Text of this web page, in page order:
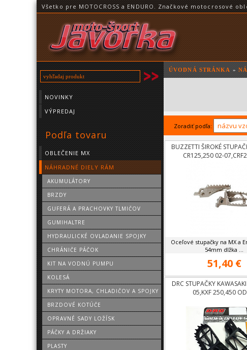
Všetko pre MOTOCROSS a ENDURO. Značkové
NOVINKY
VÝPREDAJ
Podľa tovaru
OBLEČENIE MX
NÁHRADNÉ DIELY RÁM
AKUMULÁTORY
BRZDY
GUFERÁ A PRACHOVKY TLMIČOV
GUMIHALTRE
HYDRAULICKÉ OVLADANIE SPOJKY
CHRÁNIČE PÁČOK
KIT NA VODNÚ PUMPU
KOLESÁ
KRYTY MOTORA, CHLADIČOV A SPOJKY
BRZDOVÉ KOTÚČE
OPRAVNÉ SADY LOŽÍSK
PÁČKY A DRŽIAKY
PLASTY
ÚVODNÁ STRÁNKA »
Zoradiť podľa:
BUZZETTI ŠIROKÉ
CR125,250 02-
Oceľové stupačky na MX a
54mm dlžka ...
51,40 €
DRC STUPAČKY
05,KXF 250,450